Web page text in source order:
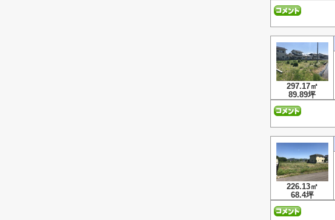
297.17㎡
89.89坪
226.13㎡
68.4坪